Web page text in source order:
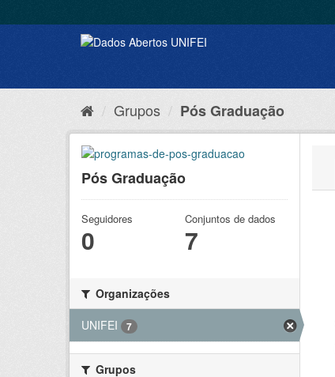
Grupos Pós Graduação
Pós Graduação
Seguidores
0
Conjuntos de dados
7
Organizações
UNIFEI
7
Grupos